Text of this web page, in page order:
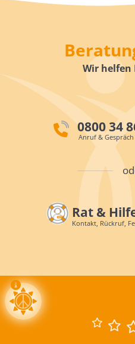
Wir helfen
0800 34
Anruf &
Rat &
Kontakt, Rückruf,